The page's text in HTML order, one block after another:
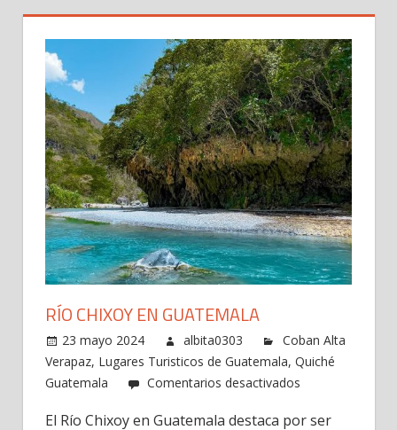
RÍO CHIXOY EN GUATEMALA
23 mayo 2024 albita0303
Coban Alta
Verapaz, Lugares Turisticos de Guatemala, Quiché
Guatemala
Comentarios desactivados
Chixoy
El Río Chixoy en Guatemala destaca por ser